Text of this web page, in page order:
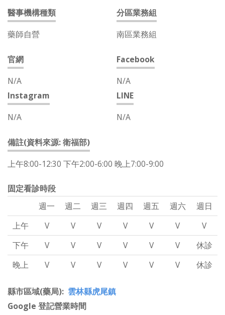
醫事機構種類
藥師自營
分區業務組
南區業務組
官網
N/A
Facebook
N/A
Instagram
N/A
LINE
N/A
備註(資料來源: 衛福部)
上午8:00-12:30 下午2:00-6:00 晚上7:00-9:00
固定看診時段
週一
週二 週三 週四 週五 週六
週日
上午
V V V V V V
V
下午
V V V V V V
休診
晚上
V V V V V V 休診
縣市區域(藥局) 雲林縣虎尾鎮
Google 登記營業時間